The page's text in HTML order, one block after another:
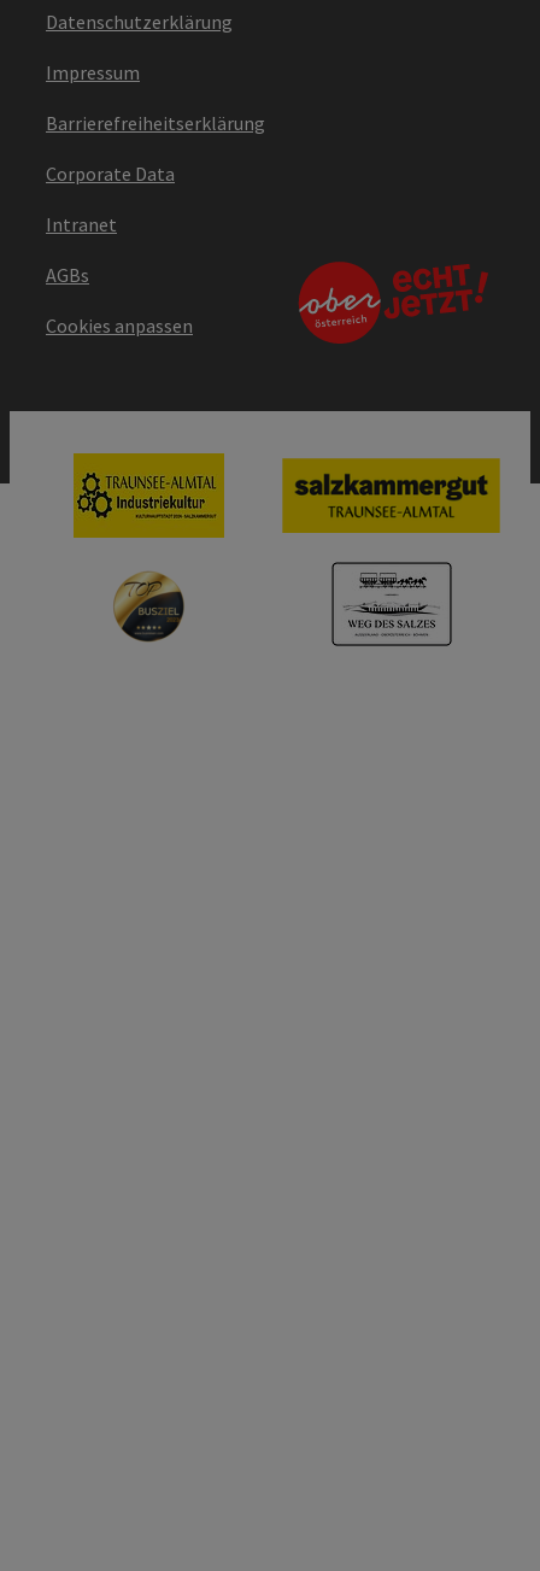
Datenschutzerklärung
Impressum
Barrierefreiheitserklärung
Corporate Data
Intranet
AGBs
Cookies anpassen